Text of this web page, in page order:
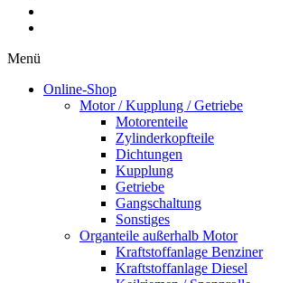
Menü
Online-Shop
Motor / Kupplung / Getriebe
Motorenteile
Zylinderkopfteile
Dichtungen
Kupplung
Getriebe
Gangschaltung
Sonstiges
Organteile außerhalb Motor
Kraftstoffanlage Benziner
Kraftstoffanlage Diesel